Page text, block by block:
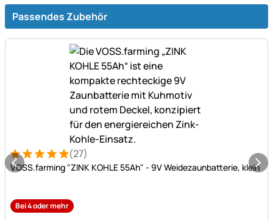
Passendes Zubehör
Bewertung: 5 von 5 (27 Bewertungen)
27 Bewertungen
(27)
VOSS.farming "ZINK KOHLE 55Ah" - 9V Weidezaunbatterie, klein
Bei 4 oder mehr